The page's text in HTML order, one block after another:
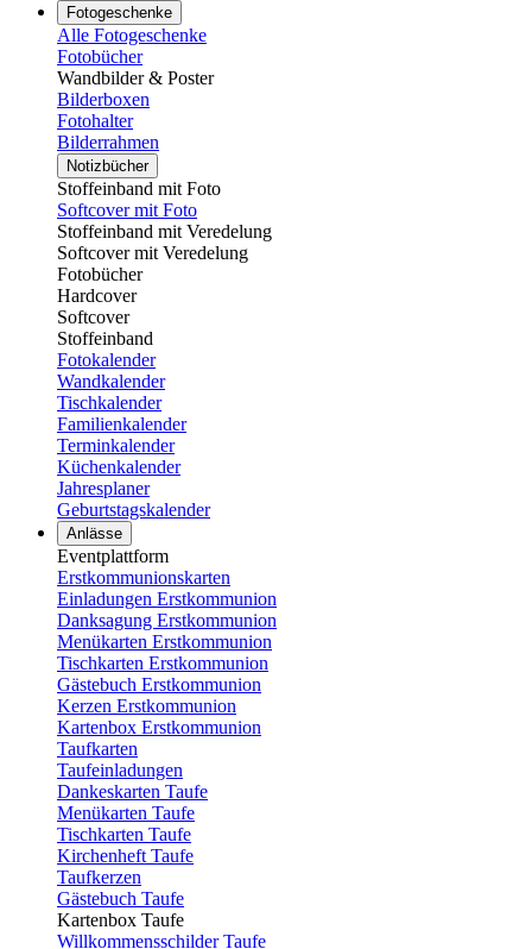
Fotogeschenke
Alle Fotogeschenke
Fotobücher
Wandbilder & Poster
Bilderboxen
Fotohalter
Bilderrahmen
Notizbücher
Stoffeinband mit Foto
Softcover mit Foto
Stoffeinband mit Veredelung
Softcover mit Veredelung
Fotobücher
Hardcover
Softcover
Stoffeinband
Fotokalender
Wandkalender
Tischkalender
Familienkalender
Terminkalender
Küchenkalender
Jahresplaner
Geburtstagskalender
Anlässe
Eventplattform
Erstkommunionskarten
Einladungen Erstkommunion
Danksagung Erstkommunion
Menükarten Erstkommunion
Tischkarten Erstkommunion
Gästebuch Erstkommunion
Kerzen Erstkommunion
Kartenbox Erstkommunion
Taufkarten
Taufeinladungen
Dankeskarten Taufe
Menükarten Taufe
Tischkarten Taufe
Kirchenheft Taufe
Taufkerzen
Gästebuch Taufe
Kartenbox Taufe
Willkommensschilder Taufe